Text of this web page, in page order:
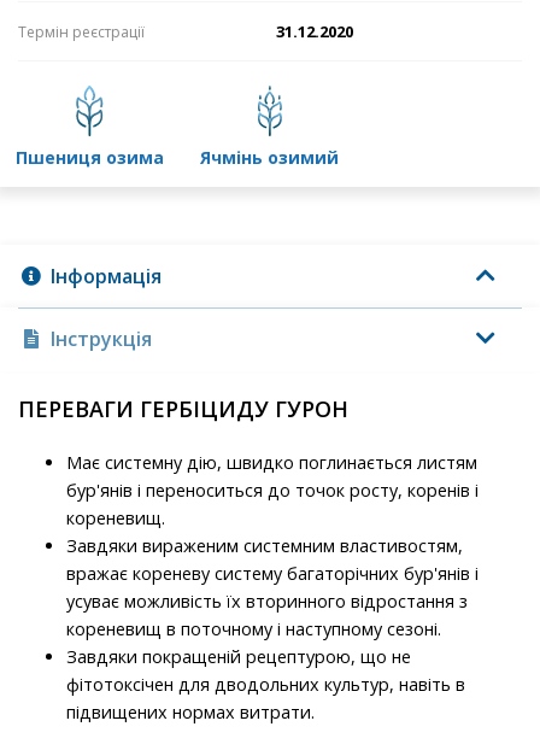
Термін реєстрації 31.12.2020
пшениця озима ячмінь озимий
Інформація
Інструкція
ПЕРЕВАГИ ГЕРБІЦИДУ ГУРОН
Має системну дію, швидко поглинається листям
бур'янів і переноситься до точок росту, коренів і
кореневищ.
Завдяки вираженим системним властивостям,
вражає кореневу систему багаторічних бур'янів і
усуває можливість їх вторинного відростання з
кореневищ в поточному і наступному сезоні.
Завдяки покращеній рецептурою, що не
фітотоксічен для дводольних культур, навіть в
підвищених нормах витрати.